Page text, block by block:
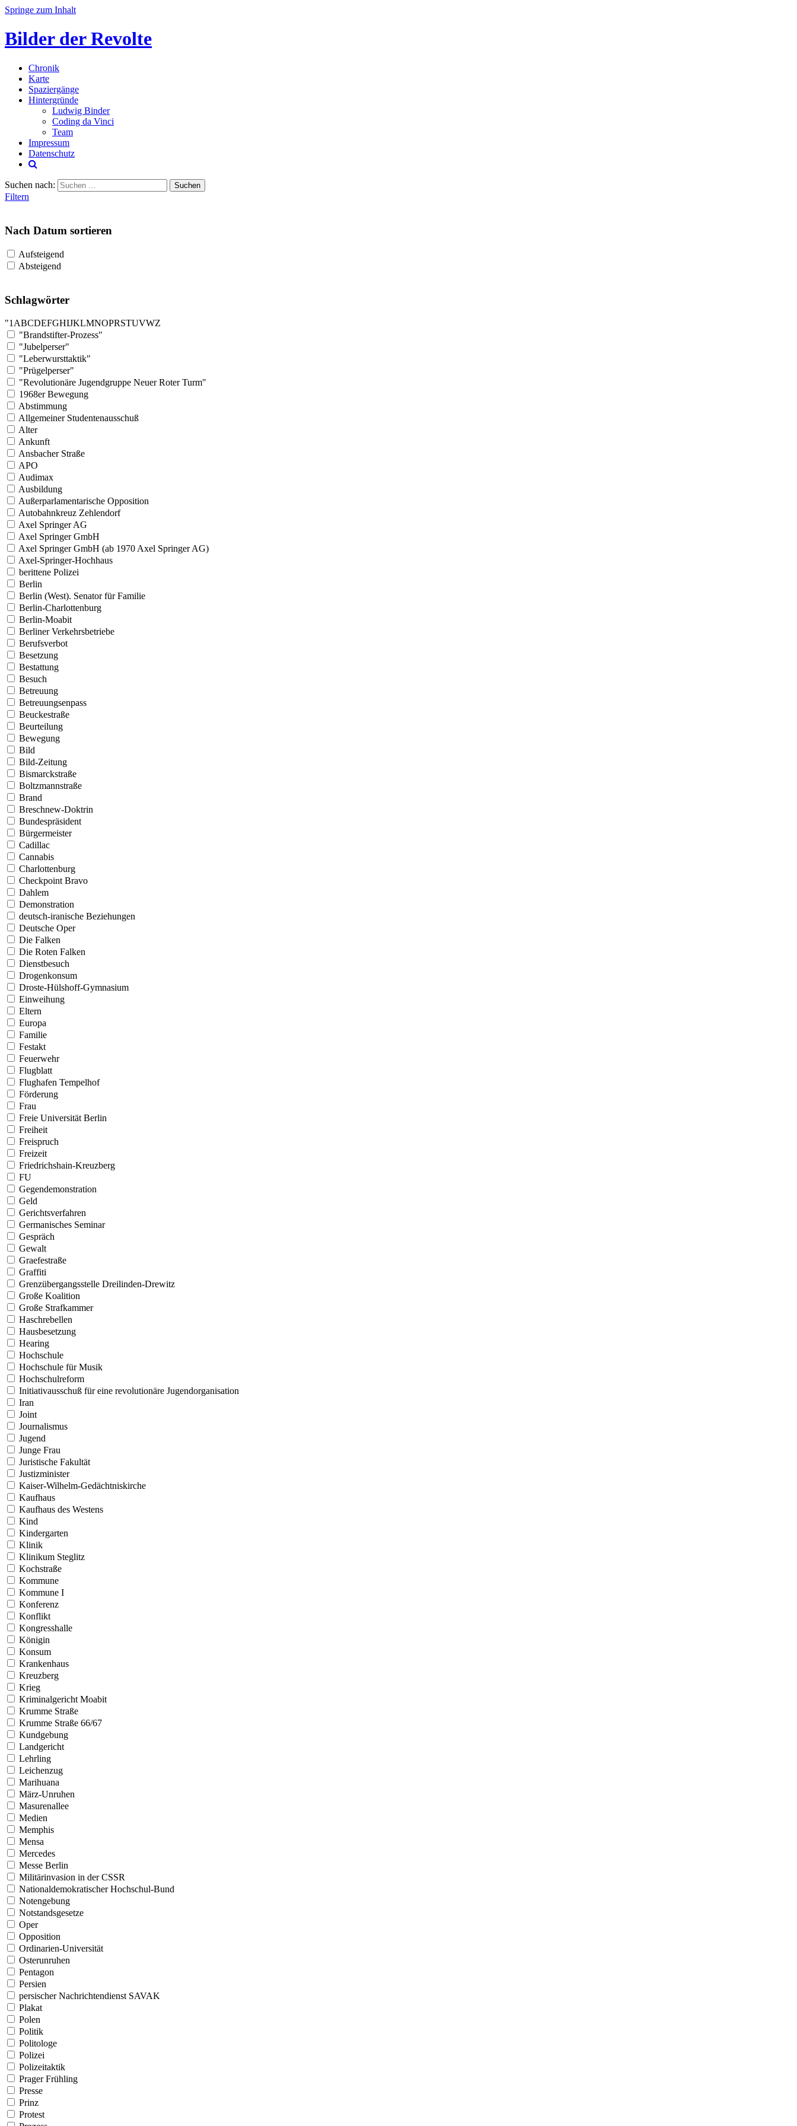
Springe zum Inhalt
Bilder der Revolte
Chronik
Karte
Spaziergänge
Hintergründe
Ludwig Binder
Coding da Vinci
Team
Impressum
Datenschutz
Suchen nach:
Filtern
Nach Datum sortieren
Aufsteigend
Absteigend
Schlagwörter
"1 ABCDEFGHIJKLMNOPRSTUVWZ
"Brandstifter-Prozess"
"Jubelperser"
"Leberwursttaktik"
"Prügelperser"
"Revolutionäre Jugendgruppe Neuer Roter Turm"
1968er Bewegung
Abstimmung
Allgemeiner Studentenausschuß
Alter
Ankunft
Ansbacher Straße
APO
Audimax
Ausbildung
Außerparlamentarische Opposition
Autobahnkreuz Zehlendorf
Axel Springer AG
Axel Springer GmbH
Axel Springer GmbH (ab 1970 Axel Springer AG)
Axel-Springer-Hochhaus
berittene Polizei
Berlin
Berlin (West). Senator für Familie
Berlin-Charlottenburg
Berlin-Moabit
Berliner Verkehrsbetriebe
Berufsverbot
Besetzung
Bestattung
Besuch
Betreuung
Betreuungsenpass
Beuckestraße
Beurteilung
Bewegung
Bild
Bild-Zeitung
Bismarckstraße
Boltzmannstraße
Brand
Breschnew-Doktrin
Bundespräsident
Bürgermeister
Cadillac
Cannabis
Charlottenburg
Checkpoint Bravo
Dahlem
Demonstration
deutsch-iranische Beziehungen
Deutsche Oper
Die Falken
Die Roten Falken
Dienstbesuch
Drogenkonsum
Droste-Hülshoff-Gymnasium
Einweihung
Eltern
Europa
Familie
Festakt
Feuerwehr
Flugblatt
Flughafen Tempelhof
Förderung
Frau
Freie Universität Berlin
Freiheit
Freispruch
Freizeit
Friedrichshain-Kreuzberg
FU
Gegendemonstration
Geld
Gerichtsverfahren
Germanisches Seminar
Gespräch
Gewalt
Graefestraße
Graffiti
Grenzübergangsstelle Dreilinden-Drewitz
Große Koalition
Große Strafkammer
Haschrebellen
Hausbesetzung
Hearing
Hochschule
Hochschule für Musik
Hochschulreform
Initiativausschuß für eine revolutionäre Jugendorganisation
Iran
Joint
Journalismus
Jugend
Junge Frau
Juristische Fakultät
Justizminister
Kaiser-Wilhelm-Gedächtniskirche
Kaufhaus
Kaufhaus des Westens
Kind
Kindergarten
Klinik
Klinikum Steglitz
Kochstraße
Kommune
Kommune I
Konferenz
Konflikt
Kongresshalle
Königin
Konsum
Krankenhaus
Kreuzberg
Krieg
Kriminalgericht Moabit
Krumme Straße
Krumme Straße 66/67
Kundgebung
Landgericht
Lehrling
Leichenzug
Marihuana
März-Unruhen
Masurenallee
Medien
Memphis
Mensa
Mercedes
Messe Berlin
Militärinvasion in der CSSR
Nationaldemokratischer Hochschul-Bund
Notengebung
Notstandsgesetze
Oper
Opposition
Ordinarien-Universität
Osterunruhen
Pentagon
Persien
persischer Nachrichtendienst SAVAK
Plakat
Polen
Politik
Politologe
Polizei
Polizeitaktik
Prager Frühling
Presse
Prinz
Protest